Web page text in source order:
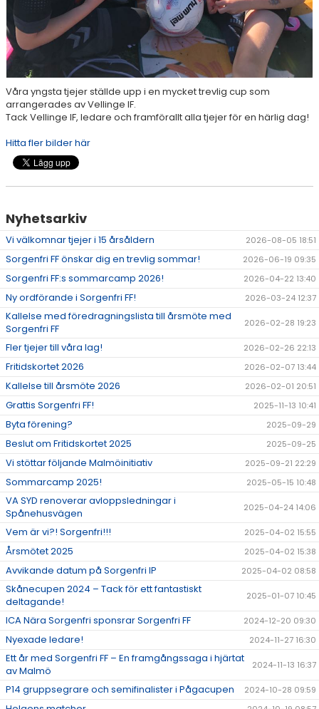
Våra yngsta tjejer ställde upp i en mycket trevlig cup som
arrangerades av Vellinge IF.
Tack Vellinge IF, ledare och framförallt alla tjejer för en härlig dag!
Hitta fler bilder här
Nyhetsarkiv
Vi välkomnar tjejer i 15 årsåldern 2026-08-05 18:51
Sorgenfri FF önskar dig en trevlig sommar! 2026-06-19 09:35
Sorgenfri FF:s sommarcamp 2026! 2026-04-22 13:40
Ny ordförande i Sorgenfri FF! 2026-03-24 12:37
Kallelse med föredragningslista till årsmöte med
Sorgenfri FF
2026-02-28 19:23
Fler tjejer till våra lag! 2026-02-26 22:13
Fritidskortet 2026 2026-02-07 13:44
Kallelse till årsmöte 2026 2026-02-01 20:51
Grattis Sorgenfri FF! 2025-11-13 10:41
Byta förening? 2025-09-29
Beslut om Fritidskortet 2025 2025-09-25
Vi stöttar följande Malmöinitiativ 2025-09-21 22:29
Sommarcamp 2025! 2025-05-15 10:48
VA SYD renoverar avloppsledningar i
Spånehusvägen
2025-04-24 14:06
Vem är vi?! Sorgenfri!!! 2025-04-02 15:55
Årsmötet 2025 2025-04-02 15:38
Avvikande datum på Sorgenfri IP 2025-04-02 08:58
Skånecupen 2024 – Tack för ett fantastiskt
deltagande!
2025-01-07 10:45
ICA Nära Sorgenfri sponsrar Sorgenfri FF 2024-12-20 09:30
Nyexade ledare! 2024-11-27 16:30
Ett år med Sorgenfri FF – En framgångssaga i hjärtat
av Malmö
2024-11-13 16:37
P14 gruppsegrare och semifinalister i Pågacupen 2024-10-28 09:59